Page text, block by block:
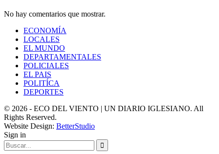
No hay comentarios que mostrar.
ECONOMÍA
LOCALES
EL MUNDO
DEPARTAMENTALES
POLICIALES
EL PAIS
POLITÍCA
DEPORTES
© 2026 - ECO DEL VIENTO | UN DIARIO IGLESIANO. All
Rights Reserved.
Website Design: BetterStudio
Sign in